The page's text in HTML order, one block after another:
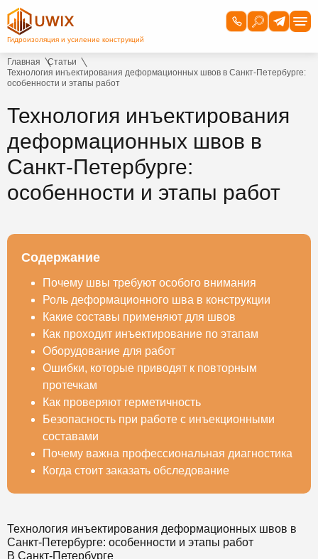
Главная
Статьи
Технология инъектирования деформационных швов в Санкт-Петербурге:
особенности и этапы работ
Технология инъектирования
деформационных швов в
Санкт-Петербурге:
особенности и этапы работ
Содержание
Почему швы требуют особого внимания
Роль деформационного шва в конструкции
Какие составы применяют для швов
Как проходит инъектирование по этапам
Оборудование для работ
Ошибки, которые приводят к повторным
протечкам
Как проверяют герметичность
Безопасность при работе с инъекционными
составами
Почему важна профессиональная диагностика
Когда стоит заказать обследование
Технология инъектирования деформационных швов в
Санкт-Петербурге: особенности и этапы работ
В Санкт-Петербурге